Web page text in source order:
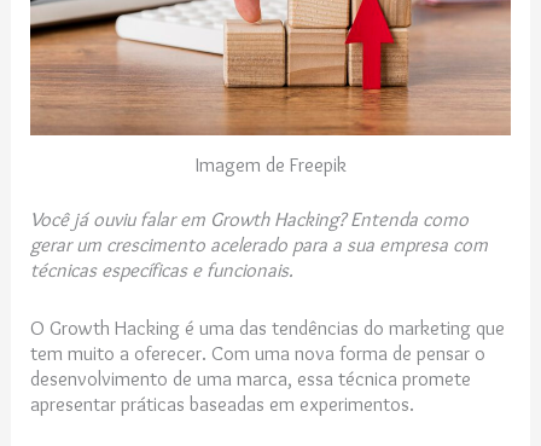
Imagem de Freepik
Você já ouviu falar em Growth Hacking? Entenda como
gerar um crescimento acelerado para a sua empresa com
técnicas específicas e funcionais.
O Growth Hacking é uma das tendências do marketing que
tem muito a oferecer. Com uma nova forma de pensar o
desenvolvimento de uma marca, essa técnica promete
apresentar práticas baseadas em experimentos.